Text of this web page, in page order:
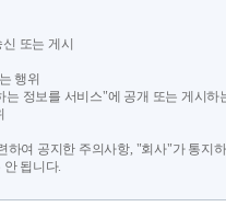
또는 게시
행위
정보를 서비스"에 공개 또는 게시하
여 공지한 주의사항, "회사"가 통지
됩니다.